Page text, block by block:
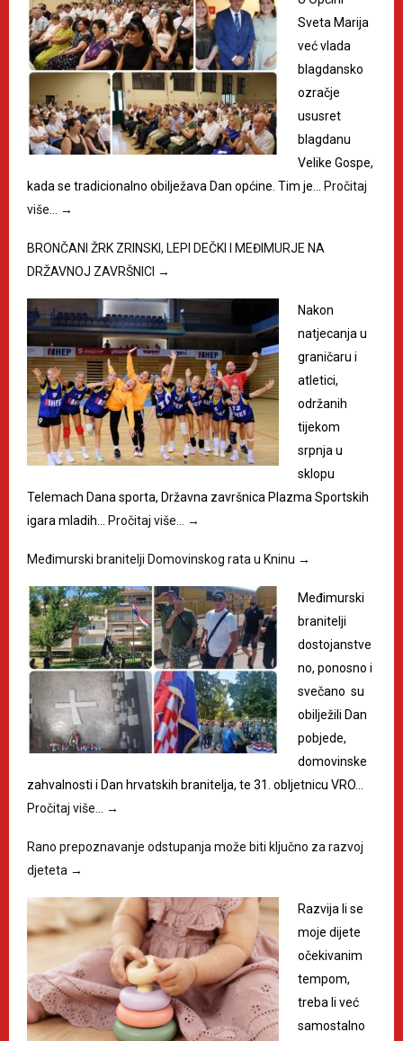
Sveta Marija
već vlada
blagdansko
ozračje
ususret
blagdanu
Velike Gospe,
kada se tradicionalno obilježava Dan općine. Tim je…
Pročitaj
više…
→
BRONČANI ŽRK ZRINSKI, LEPI DEČKI I MEĐIMURJE NA
DRŽAVNOJ ZAVRŠNICI →
Nakon
natjecanja u
graničaru i
atletici,
održanih
tijekom
srpnja u
sklopu
Telemach Dana sporta, Državna završnica Plazma Sportskih
igara mladih…
Pročitaj više… →
Međimurski branitelji Domovinskog rata u Kninu →
Međimurski
branitelji
dostojanstve
no, ponosno i
svečano su
obilježili Dan
pobjede,
domovinske
zahvalnosti i Dan hrvatskih branitelja, te 31. obljetnicu VRO…
Pročitaj više…
→
Rano prepoznavanje odstupanja može biti ključno za razvoj
djeteta →
Razvija li se
moje dijete
očekivanim
tempom,
treba li već
samostalno